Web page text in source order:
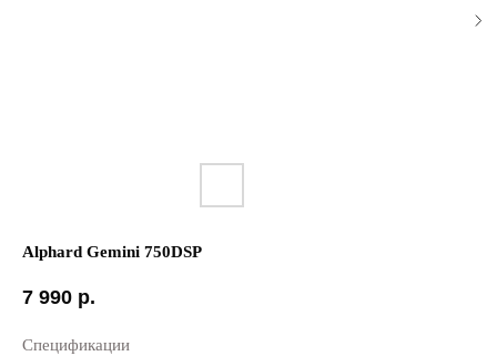
Alphard Gemini 750DSP
7 990 р.
Спецификации